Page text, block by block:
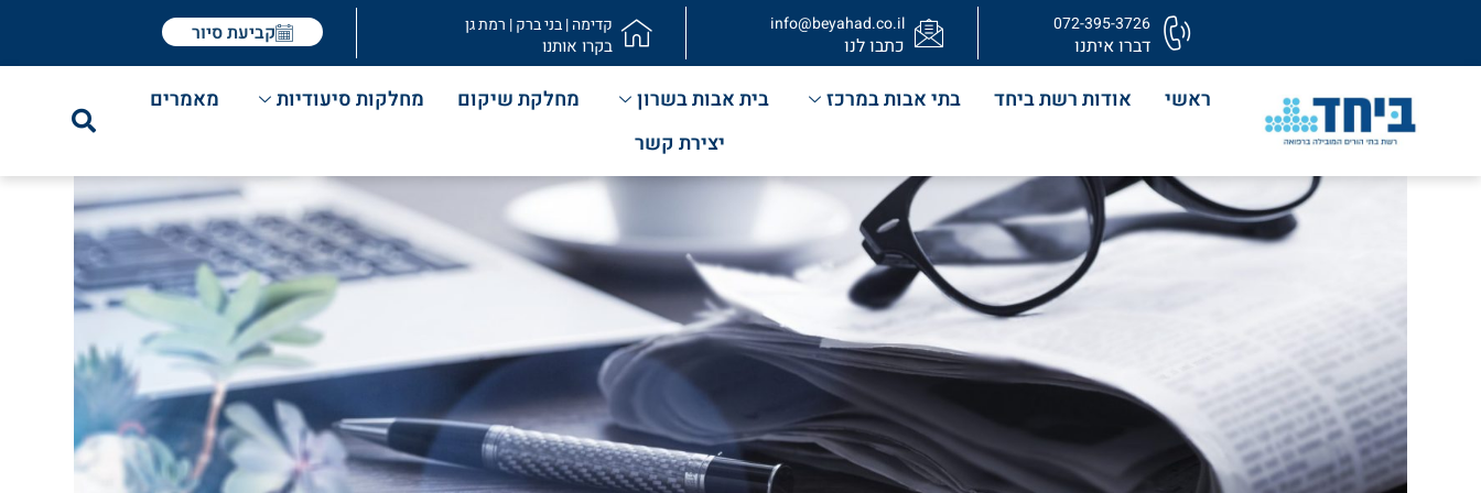
072-395-3726
דברו איתנו
info@beyahad.co.il
כתבו לנו
קדימה | בני ברק | רמת גן
בקרו אותנו קביעת סיור
ראשי אודות רשת ביחד בתי אבות במרכז בית אבות בשרון מחלקת שיקום מחלקות סיעודיות
מאמרים
יצירת קשר